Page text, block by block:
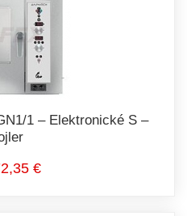
1 – Elektronické S –
€